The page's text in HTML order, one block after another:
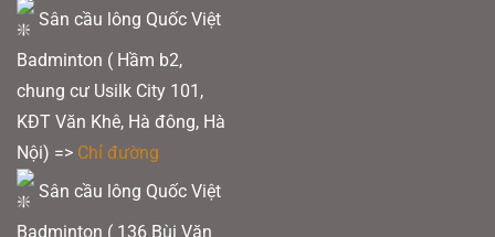
Sân cầu lông Quốc Việt
Badminton ( Hầm b2,
chung cư Usilk City 101,
KĐT Văn Khê, Hà đông, Hà
Nội) => Chỉ đường
Sân cầu lông Quốc Việt
Badminton ( 136 Bùi Văn